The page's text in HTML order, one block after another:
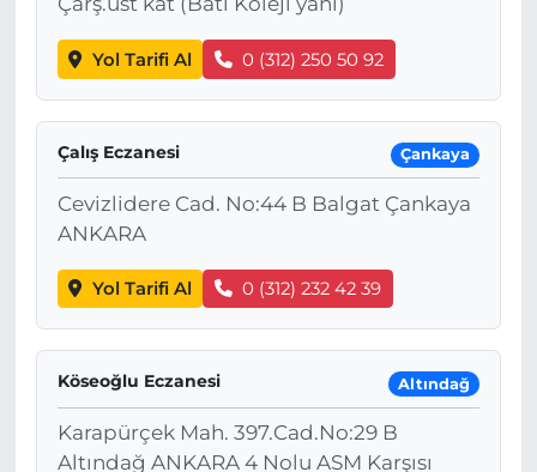
Yol Tarifi Al 0 (312) 250 50 92
Çalış Eczanesi Çankaya
Cevizlidere Cad. No:44 B Balgat Çankaya
ANKARA
Yol Tarifi Al 0 (312) 232 42 39
Köseoğlu Eczanesi Altındağ
Karapürçek Mah. 397.Cad.No:29 B
Altındağ ANKARA 4 Nolu ASM Karşısı